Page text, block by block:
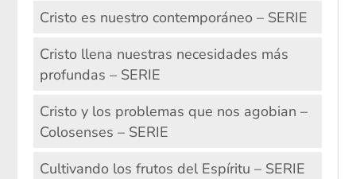
Cristo es nuestro contemporáneo – SERIE
Cristo llena nuestras necesidades más
profundas – SERIE
Cristo y los problemas que nos agobian –
Colosenses – SERIE
Cultivando los frutos del Espíritu – SERIE